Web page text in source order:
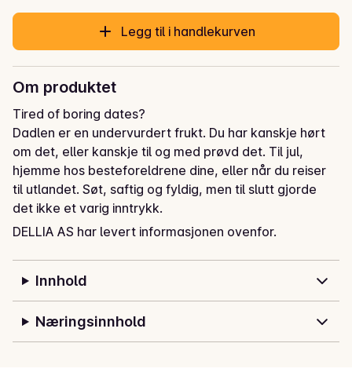
Legg til i handlekurven
Om produktet
Tired of boring dates?
Dadlen er en undervurdert frukt. Du har kanskje hørt
om det, eller kanskje til og med prøvd det. Til jul,
hjemme hos besteforeldrene dine, eller når du reiser
til utlandet. Søt, saftig og fyldig, men til slutt gjorde
det ikke et varig inntrykk.
og søtt fra naturlig fruktsukker. Den gode nyheten er
at vi nå gjør dadler morsomme og spennende!
DELLIA AS har levert informasjonen ovenfor.
Innhold
Næringsinnhold